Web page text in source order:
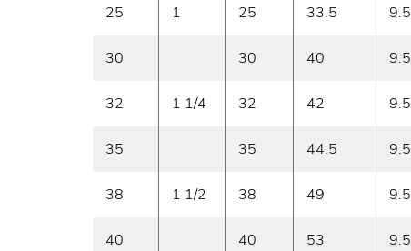
25 1 25 33.5 9.5
30 30 40 9.5
32 1 1/4 32 42 9.5
35 35 44.5 9.5
38 1 1/2 38 49 9.5
40 40 53 9.5